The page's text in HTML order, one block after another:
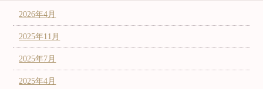
2026年4月
2025年11月
2025年7月
2025年4月